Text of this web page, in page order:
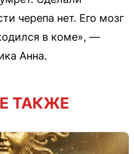
черепа нет. Его мозг
в коме», —
Анна.
ТАКЖЕ